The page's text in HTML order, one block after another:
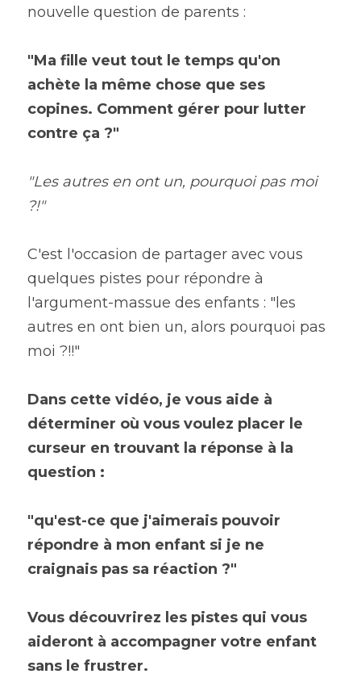
nouvelle question de parents :
"Ma fille veut tout le temps qu'on
achète la même chose que ses
copines. Comment gérer pour lutter
contre ça ?"
"Les autres en ont un, pourquoi pas moi
?!"
C'est l'occasion de partager avec vous
quelques pistes pour répondre à
l'argument-massue des enfants : "les
autres en ont bien un, alors pourquoi pas
moi ?!!"
Dans cette vidéo, je vous aide à
déterminer où vous voulez placer le
curseur en trouvant la réponse à la
question :
"qu'est-ce que j'aimerais pouvoir
répondre à mon enfant si je ne
craignais pas sa réaction ?"
Vous découvrirez les pistes qui vous
aideront à accompagner votre enfant
sans le frustrer.